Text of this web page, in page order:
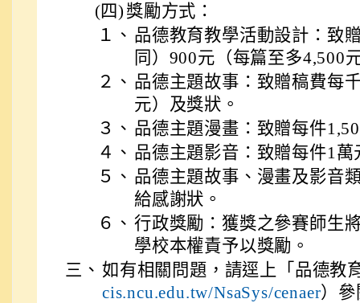
(四) 獎勵方式：
１、 品德教育教學活動設計：致
同）900元（每篇至多4,500
２、 品德主題故事：致贈稿費每
元）及獎狀。
３、 品德主題漫畫：致贈每件
４、 品德主題影音：致贈每件1萬
５、 品德主題故事、漫畫及影音
給感謝狀。
６、 行政獎勵：獲獎之參賽師生
學校本權責予以獎勵。
三、 如有相關問題，請逕上「品德教
cis.ncu.edu.tw/NsaSys/cenaer）